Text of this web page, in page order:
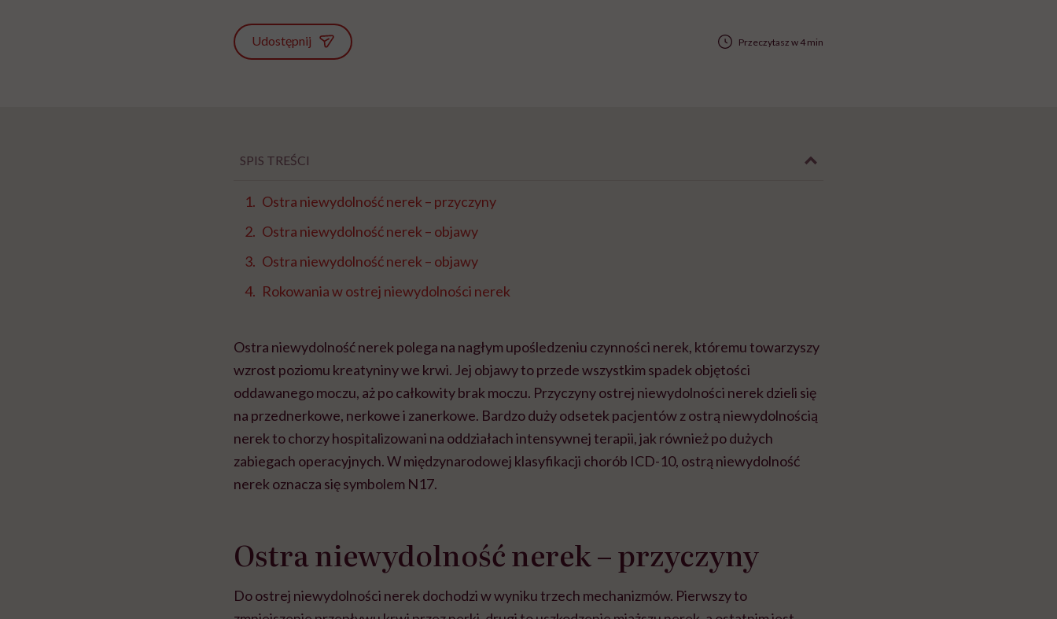
Udostępnij Przeczytasz w 4 min
SPIS TREŚCI
Ostra niewydolność nerek – przyczyny
Ostra niewydolność nerek – objawy
Ostra niewydolność nerek – objawy
Rokowania w ostrej niewydolności nerek
Ostra niewydolność nerek polega na nagłym upośledzeniu czynności nerek, któremu towarzyszy
wzrost poziomu kreatyniny we krwi. Jej objawy to przede wszystkim spadek objętości
oddawanego moczu, aż po całkowity brak moczu. Przyczyny ostrej niewydolności nerek dzieli się
na przednerkowe, nerkowe i zanerkowe. Bardzo duży odsetek pacjentów z ostrą niewydolnością
nerek to chorzy hospitalizowani na oddziałach intensywnej terapii, jak również po dużych
zabiegach operacyjnych. W międzynarodowej klasyfikacji chorób ICD-10, ostrą niewydolność
nerek oznacza się symbolem N17.
Ostra niewydolność nerek – przyczyny
Do ostrej niewydolności nerek dochodzi w wyniku trzech mechanizmów. Pierwszy to